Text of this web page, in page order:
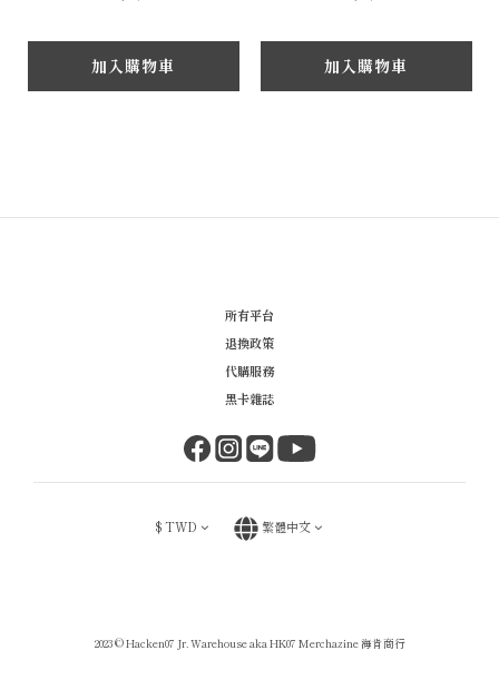
加入購物車
顏色 56cm
加入購物車
所有平台
退換政策
代購服務
黑卡雜誌
$TWD 繁體中文
2023 © Hacken07 Jr. Warehouse aka HK07 Merchazine 海肯商行